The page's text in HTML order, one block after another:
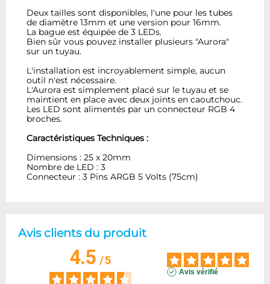
Deux tailles sont disponibles, l'une pour les tubes
de diamètre 13mm et une version pour 16mm.
La bague est équipée de 3 LEDs.
Bien sûr vous pouvez installer plusieurs "Aurora"
sur un tuyau.
L'installation est incroyablement simple, aucun
outil n'est nécessaire.
L'Aurora est simplement placé sur le tuyau et se
maintient en place avec deux joints en caoutchouc.
Les LED sont alimentés par un connecteur RGB 4
broches.
Caractéristiques Techniques :
Dimensions : 25 x 20mm
Nombre de LED : 3
Connecteur : 3 Pins ARGB 5 Volts (75cm)
Avis clients du produit
4.5/5
Avis vérifié